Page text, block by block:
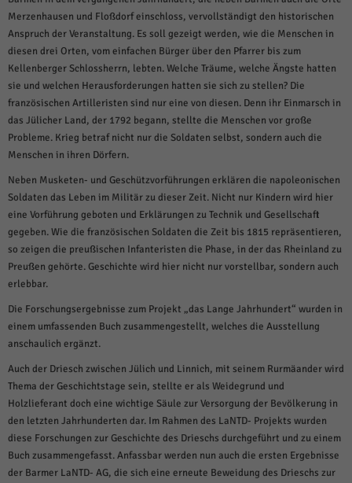
Merzenhausen und Floßdorf einschloss, vervollständigt den historischen
Anspruch der Veranstaltung. Es soll gezeigt werden, wie die Menschen in
diesen drei Orten, vom einfachen Bürger über den Pfarrer bis zum
Kellenberger Schlossherrn, lebten. Welche Träume, welche Ängste hatten
sie und welchen Herausforderungen hatten sie sich zu stellen? Die
französischen Artilleristen sind nur eine von diesen. Denn ihr Einmarsch in
das Jülicher Land, der 1792 begann, stellte die Menschen vor große
Probleme. Krieg betraf nicht nur die Soldaten selbst, sondern auch die
Menschen in ihren Dörfern.
Neben Musketen- und Geschützvorführungen erklären die napoleonischen
Soldaten das Leben im Militär zu dieser Zeit. Nicht nur Kindern wird hier
eine Vorführung geboten und Erklärungen zu Technik und Gesellschaft
gegeben. Wie die französischen Soldaten die Zeit bis 1815 repräsentieren,
so zeigen die preußischen Infanteristen die Phase, in der das Rheinland zu
Preußen gehörte. Geschichte wird hier nicht nur vorstellbar, sondern auch
erlebbar.
Die Forschungsergebnisse zum Projekt „das Lange Jahrhundert“ wurden in
einem umfassenden Buch zusammengestellt, welches die Ausstellung
anschaulich ergänzt.
Auch der Driesch zwischen Jülich und Linnich, mit seinem Rurmäander wird
Thema der Geschichtstage sein, stellte er als Weidegrund und
Holzlieferant doch eine wichtige Säule zur Versorgung der Bevölkerung in
den letzten Jahrhunderten dar. Im Rahmen des LaNTD- Projekts wurden
diese Forschungen zur Geschichte des Drieschs durchgeführt und zu einem
Buch zusammengefasst. Anfassbar werden nun auch die ersten Ergebnisse
der Barmer LaNTD- AG, die sich eine erneute Beweidung des Drieschs zur
auswählen.
Alle akzeptieren Speichern und weiter
Zurück
Datenschutzeinstellungen
Essenziell (1)
Essenzielle Cookies ermöglichen grundlegende Funktionen und sind für die
einwandfreie Funktion der Website erforderlich.
Statistiken (1)
Statistik Cookies erfassen Informationen anonym. Diese Informationen helfen
uns zu verstehen, wie unsere Besucher unsere Website nutzen.
Cookie-Informationen anzeigen
Marketing-Cookies werden von Drittanbietern oder Publishern verwendet,
um personalisierte Werbung anzuzeigen. Sie tun dies, indem sie Besucher
über Websites hinweg verfolgen.
Cookie-Informationen anzeigen
Externe Medien (6)
Inhalte von Videoplattformen und Social-Media-Plattformen werden
standardmäßig blockiert. Wenn Cookies von externen Medien akzeptiert
werden, bedarf der Zugriff auf diese Inhalte keiner manuellen Einwilligung
mehr.